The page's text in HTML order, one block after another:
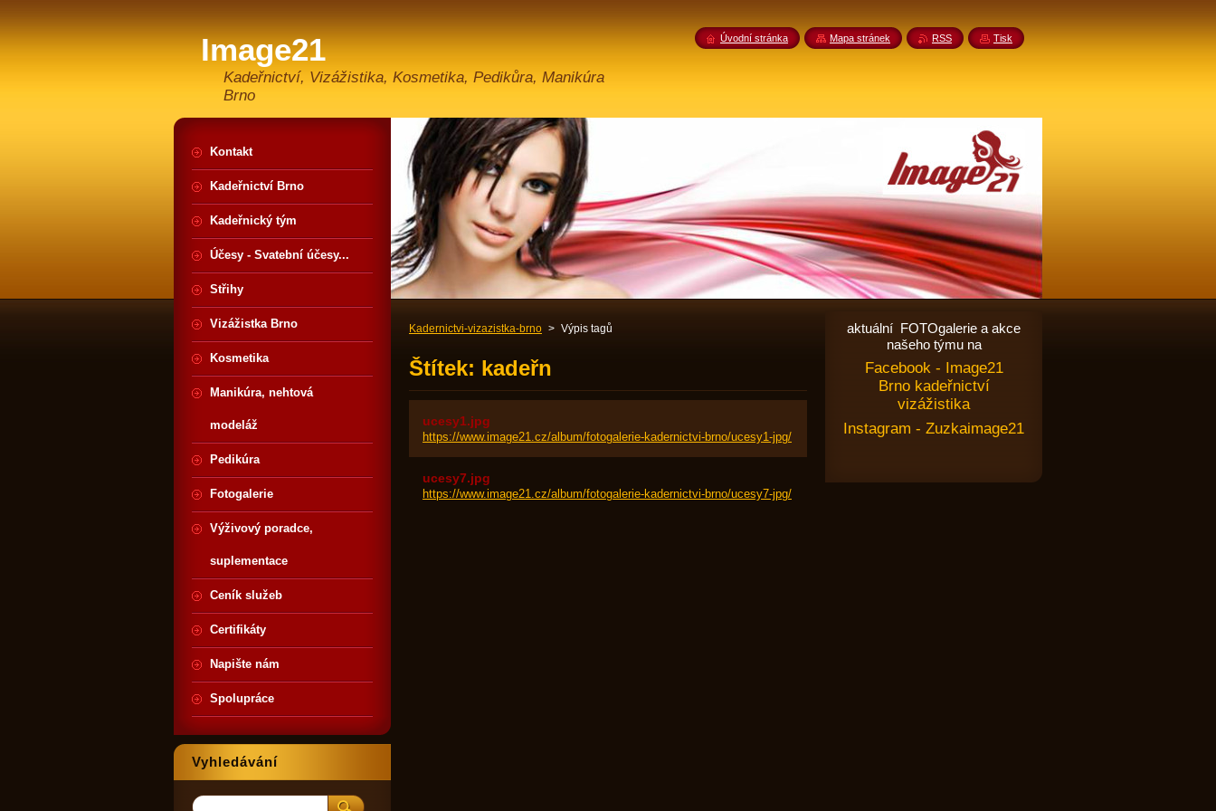
Image21
Kadeřnictví, Vizážistika, Kosmetika, Pedikůra, Manikúra
Brno
Kadernictvi-vizazistka-brno > Výpis tagů
Štítek: kadeřn
ucesy1.jpg
https://www.image21.cz/album/fotogalerie-kadernictvi-brno/ucesy1-jpg/
ucesy7.jpg
https://www.image21.cz/album/fotogalerie-kadernictvi-brno/ucesy7-jpg/
aktuální FOTOgalerie a akce
našeho týmu na
Facebook - Image21
Brno kadeřnictví
vizážistika
Instagram - Zuzkaimage21
Kontakt
Kadeřnictví Brno
Kadeřnický tým
Účesy - Svatební účesy...
Střihy
Vizážistka Brno
Kosmetika
Manikúra, nehtová
modeláž
Pedikúra
Fotogalerie
Výživový poradce,
suplementace
Ceník služeb
Certifikáty
Napište nám
Spolupráce
Vyhledávání
Úvodní stránka Mapa stránek RSS Tisk